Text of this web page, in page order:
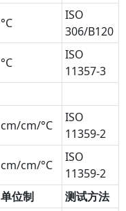
°C
ISO
306/B120
°C
ISO
11357-3
cm/cm/°C
ISO
11359-2
cm/cm/°C
ISO
11359-2
单位制
测试方法